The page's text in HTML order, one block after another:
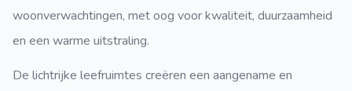
woonverwachtingen, met oog voor kwaliteit, duurzaamheid
en een warme uitstraling.
De lichtrijke leefruimtes creëren een aangename en